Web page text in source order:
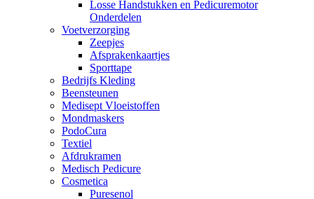
Losse Handstukken en Pedicuremotor
Onderdelen
Voetverzorging
Zeepjes
Afsprakenkaartjes
Sporttape
Bedrijfs Kleding
Beensteunen
Medisept Vloeistoffen
Mondmaskers
PodoCura
Textiel
Afdrukramen
Medisch Pedicure
Cosmetica
Puresenol